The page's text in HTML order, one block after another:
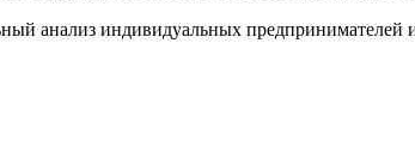
анализ индивидуальных